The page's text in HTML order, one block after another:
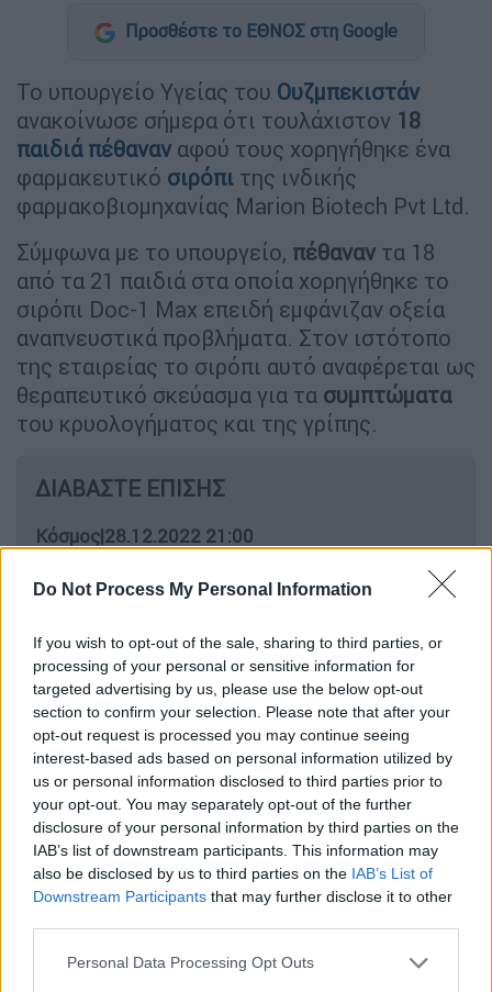
Do Not Process My Personal Information
If you wish to opt-out of the sale, sharing to third parties, or
processing of your personal or sensitive information for
targeted advertising by us, please use the below opt-out
section to confirm your selection. Please note that after your
opt-out request is processed you may continue seeing
interest-based ads based on personal information utilized by
us or personal information disclosed to third parties prior to
your opt-out. You may separately opt-out of the further
disclosure of your personal information by third parties on the
IAB’s list of downstream participants. This information may
also be disclosed by us to third parties on the IAB’s List of
Downstream Participants that may further disclose it to other
Please note that this website/app uses one or more Google
Personal Data Processing Opt Outs
Προσθέστε το ΕΘΝΟΣ στη Google
Το υπουργείο Υγείας του Ουζμπεκιστάν
ανακοίνωσε σήμερα ότι τουλάχιστον 18
παιδιά πέθαναν αφού τους χορηγήθηκε ένα
φαρμακευτικό σιρόπι της ινδικής
φαρμακοβιομηχανίας Marion Biotech Pvt Ltd.
Σύμφωνα με το υπουργείο, πέθαναν τα 18
από τα 21 παιδιά στα οποία χορηγήθηκε το
σιρόπι Doc-1 Max επειδή εμφάνιζαν οξεία
αναπνευστικά προβλήματα. Στον ιστότοπο
της εταιρείας το σιρόπι αυτό αναφέρεται ως
θεραπευτικό σκεύασμα για τα συμπτώματα
του κρυολογήματος και της γρίπης.
ΔΙΑΒΑΣΤΕ ΕΠΙΣΗΣ
Κόσμος|28.12.2022 21:00
2022: Από τον Μιχαήλ Γκορμπατσόφ...
Μια παρτίδα του σιροπιού περιείχε την
ουσία αιθυλενογλυκόλη που, σύμφωνα με το
υπουργείο, είναι τοξική. Το σιρόπι είχε
εισαχθεί στο Ουζμπεκιστάναπό την εταιρεία
Quramax Medical LLC.
Το σιρόπι δόθηκε στα παιδιά στο σπίτι τους,
σε δόσεις μεγαλύτερες των επιτρεπόμενων